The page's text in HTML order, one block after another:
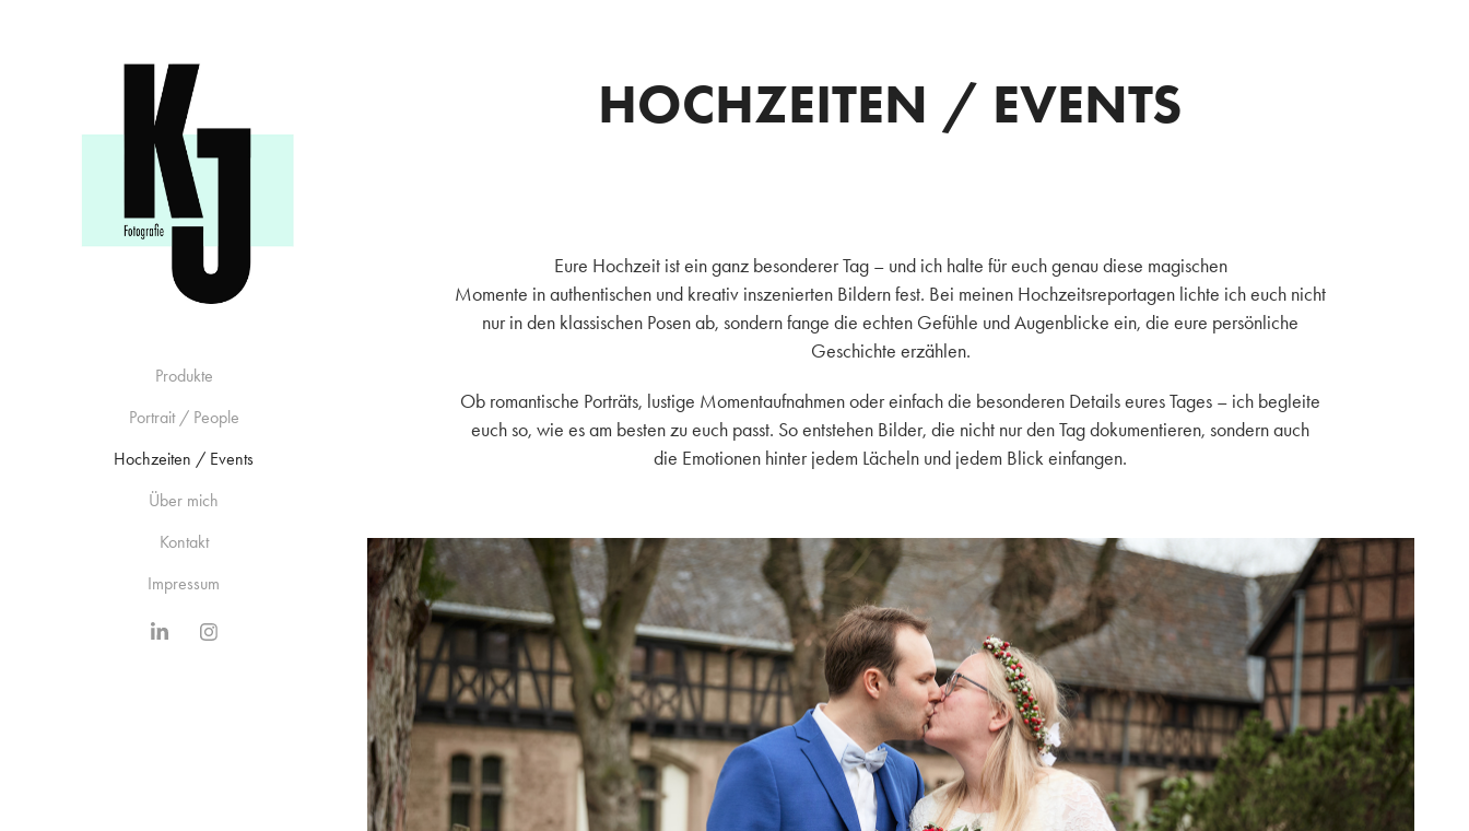
Produkte
Portrait / People
Hochzeiten / Events
Über mich
Kontakt
Impressum
HOCHZEITEN / EVENTS
Eure Hochzeit ist ein ganz besonderer Tag – und ich halte für euch genau diese magischen
Momente in authentischen und kreativ inszenierten Bildern fest. Bei meinen Hochzeitsreportagen lichte ich euch nicht
nur in den klassischen Posen ab, sondern fange die echten Gefühle und Augenblicke ein, die eure persönliche
Geschichte erzählen.
Ob romantische Porträts, lustige Momentaufnahmen oder einfach die besonderen Details eures Tages – ich begleite
euch so, wie es am besten zu euch passt. So entstehen Bilder, die nicht nur den Tag dokumentieren, sondern auch
die Emotionen hinter jedem Lächeln und jedem Blick einfangen.